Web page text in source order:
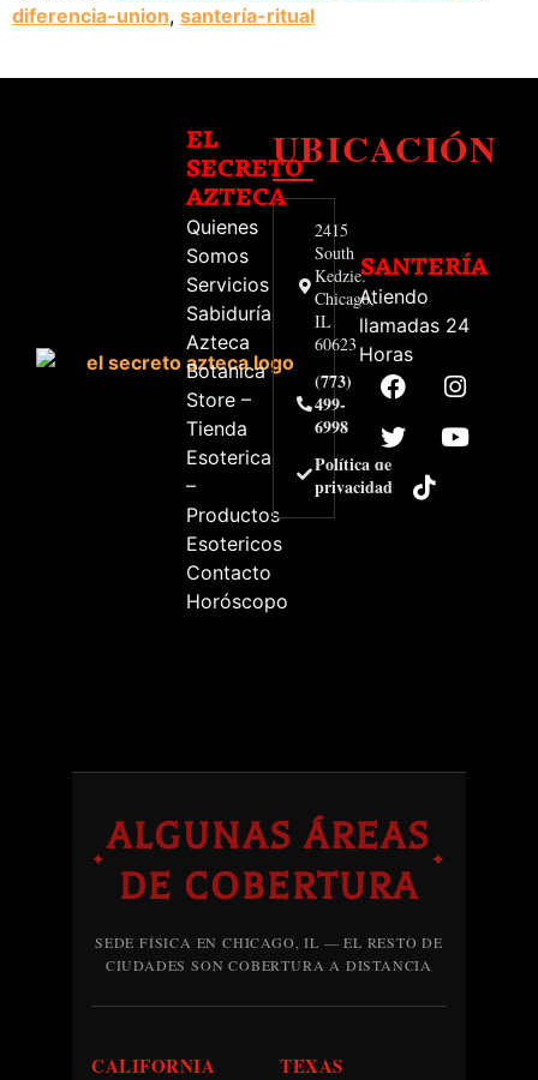
diferencia-union, santería-ritual
EL
SECRETO
AZTECA
Quienes
Somos
Servicios
Sabiduría
Azteca
Botanica
Store –
Tienda
Esoterica
–
Productos
Esotericos
Contacto
Horóscopo
UBICACIÓN
2415
South
Kedzie.
Chicago,
IL
60623
(773)
499-
6998
Política de
privacidad
SANTERÍA
Atiendo
llamadas 24
Horas
✦
ALGUNAS ÁREAS
DE COBERTURA
✦
SEDE FÍSICA EN CHICAGO, IL — EL RESTO DE
CIUDADES SON COBERTURA A DISTANCIA
CALIFORNIA TEXAS